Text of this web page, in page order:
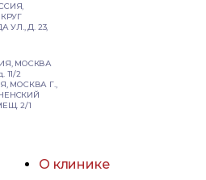
УЛ., Д. 23,
МОСКВА
11/2
МОСКВА Г.,
2/1
О клинике